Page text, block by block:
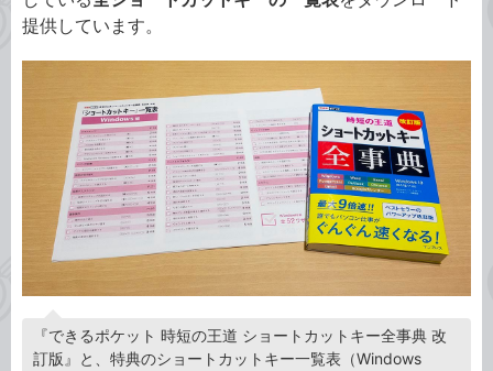
提供しています。
『できるポケット 時短の王道 ショートカットキー全事典 改
訂版』と、特典のショートカットキー一覧表（Windows